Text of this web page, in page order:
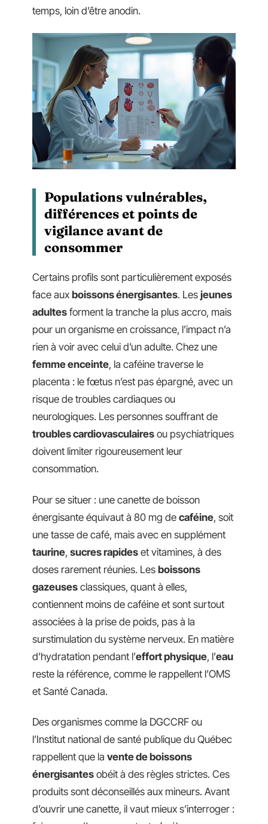
temps, loin d’être anodin.
Populations vulnérables,
différences et points de
vigilance avant de
consommer
Certains profils sont particulièrement exposés
face aux boissons énergisantes. Les jeunes
adultes forment la tranche la plus accro, mais
pour un organisme en croissance, l’impact n’a
rien à voir avec celui d’un adulte. Chez une
femme enceinte, la caféine traverse le
placenta : le fœtus n’est pas épargné, avec un
risque de troubles cardiaques ou
neurologiques. Les personnes souffrant de
troubles cardiovasculaires ou psychiatriques
doivent limiter rigoureusement leur
consommation.
Pour se situer : une canette de boisson
énergisante équivaut à 80 mg de caféine, soit
une tasse de café, mais avec en supplément
taurine, sucres rapides et vitamines, à des
doses rarement réunies. Les boissons
gazeuses classiques, quant à elles,
contiennent moins de caféine et sont surtout
associées à la prise de poids, pas à la
surstimulation du système nerveux. En matière
d’hydratation pendant l’effort physique, l’eau
reste la référence, comme le rappellent l’OMS
et Santé Canada.
Des organismes comme la DGCCRF ou
l’Institut national de santé publique du Québec
rappellent que la vente de boissons
énergisantes obéit à des règles strictes. Ces
produits sont déconseillés aux mineurs. Avant
d’ouvrir une canette, il vaut mieux s’interroger :